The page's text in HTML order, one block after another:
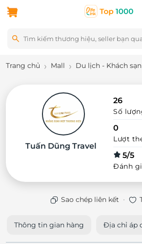
Trang chủ Mall Du lịch - Khách sạn
Tuấn Dũng Travel
26
Số
0
Lượt
5/5
Đánh
Sao chép liên kết ·
Thông tin gian hàng Địa chỉ áp